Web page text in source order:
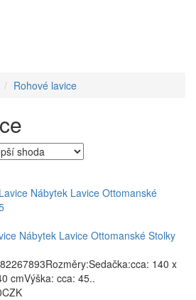
Rohové lavice
Nábytek Lavice Ottomanské Stolky
140 x
cmVýška: cca: 45..